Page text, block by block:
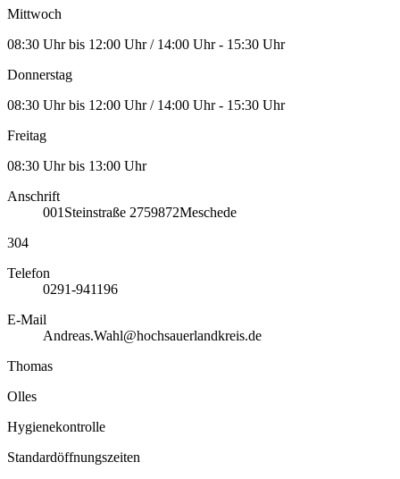
Mittwoch
08:30 Uhr bis 12:00 Uhr / 14:00 Uhr - 15:30 Uhr
Donnerstag
08:30 Uhr bis 12:00 Uhr / 14:00 Uhr - 15:30 Uhr
Freitag
08:30 Uhr bis 13:00 Uhr
Anschrift
001 Steinstraße 2759872Meschede
304
Telefon
0291-941196
E-Mail
Andreas.Wahl@hochsauerlandkreis.de
Thomas
Olles
Hygienekontrolle
Standardöffnungszeiten